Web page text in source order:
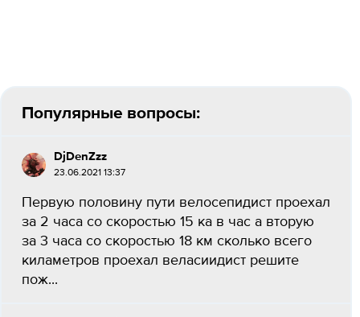
Популярные вопросы:
DjDenZzz
23.06.2021 13:37
Первую половину пути велосепидист проехал
за 2 часа со скоростью 15 ка в час а вторую
за 3 часа со скоростью 18 км сколько всего
киламетров проехал веласиидист решите
пож...